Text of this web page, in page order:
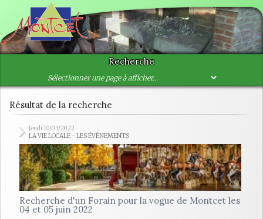
Recherche
Résultat de la recherche
Jeudi 10/03/2022
LA VIE LOCALE - LES ÉVÈNEMENTS
Recherche d'un Forain pour la vogue de Montcet les
04 et 05 juin 2022